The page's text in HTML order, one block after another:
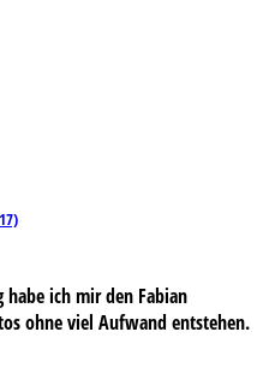
ich mir den Fabian
ohne viel Aufwand entstehen.